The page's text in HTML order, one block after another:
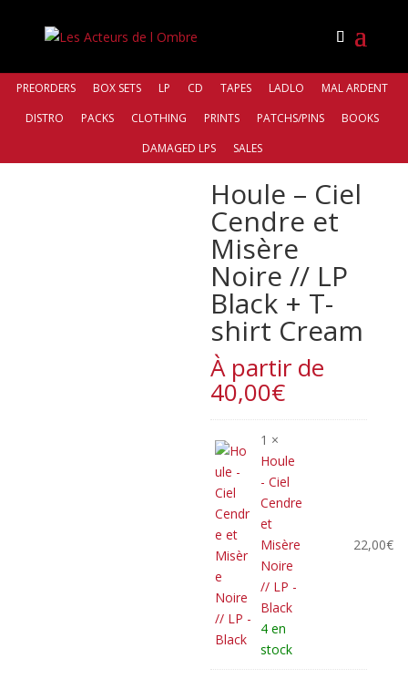
PREORDERS BOX SETS LP CD TAPES LADLO
MAL ARDENT
DISTRO
PACKS CLOTHING PRINTS PATCHS/PINS
BOOKS
DAMAGED LPS
SALES
Noire // LP Black + T-shirt Cream
Houle – Ciel
Cendre et
Misère
Noire // LP
Black + T-
shirt Cream
À partir de
40,00€
1 ×
Houle
- Ciel
Cendre
et
Misère
Noire
// LP -
Black
4 en
stock
22,00€